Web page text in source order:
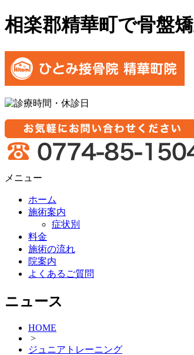
相楽郡精華町で骨盤
メニュー
ホーム
施術案内
症状別
料金
施術の流れ
院案内
よくあるご質問
ニュース
HOME
>
ジュニアトレーニング